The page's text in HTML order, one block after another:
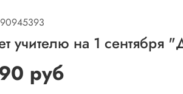
учителю на 1
руб